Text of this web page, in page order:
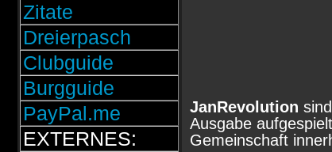
Zitate
Dreierpasch
Clubguide
Burgguide
PayPal.me
EXTERNES:
JanRevolution
Ausgabe
Gemeinschaft